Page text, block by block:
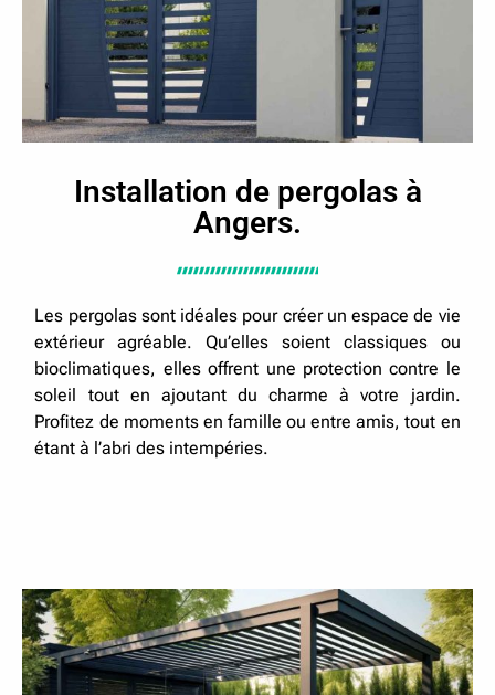
Installation de pergolas à
Angers.
Les pergolas sont idéales pour créer un espace de vie
extérieur agréable. Qu’elles soient classiques ou
bioclimatiques, elles offrent une protection contre le
soleil tout en ajoutant du charme à votre jardin.
Profitez de moments en famille ou entre amis, tout en
étant à l’abri des intempéries.